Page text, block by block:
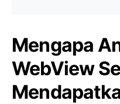
Mengapa
WebView